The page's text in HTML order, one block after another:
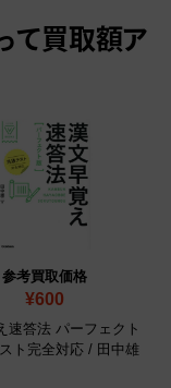
て買取額ア
参考買取価格
¥600
速答法 パーフェクト
ト完全対応 / 田中雄